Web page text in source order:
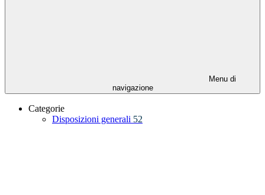
Menu di
navigazione
Categorie
Disposizioni generali 52